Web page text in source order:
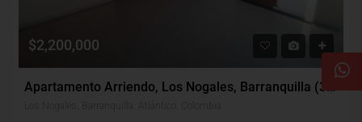
$2,200,000
Apartamento Arriendo, Los Nogales, Barranquilla (30479)